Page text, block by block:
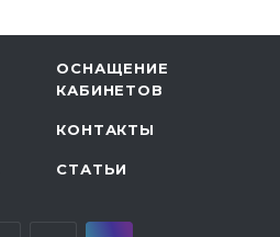
ОСНАЩЕНИЕ
КАБИНЕТОВ
КОНТАКТЫ
СТАТЬИ